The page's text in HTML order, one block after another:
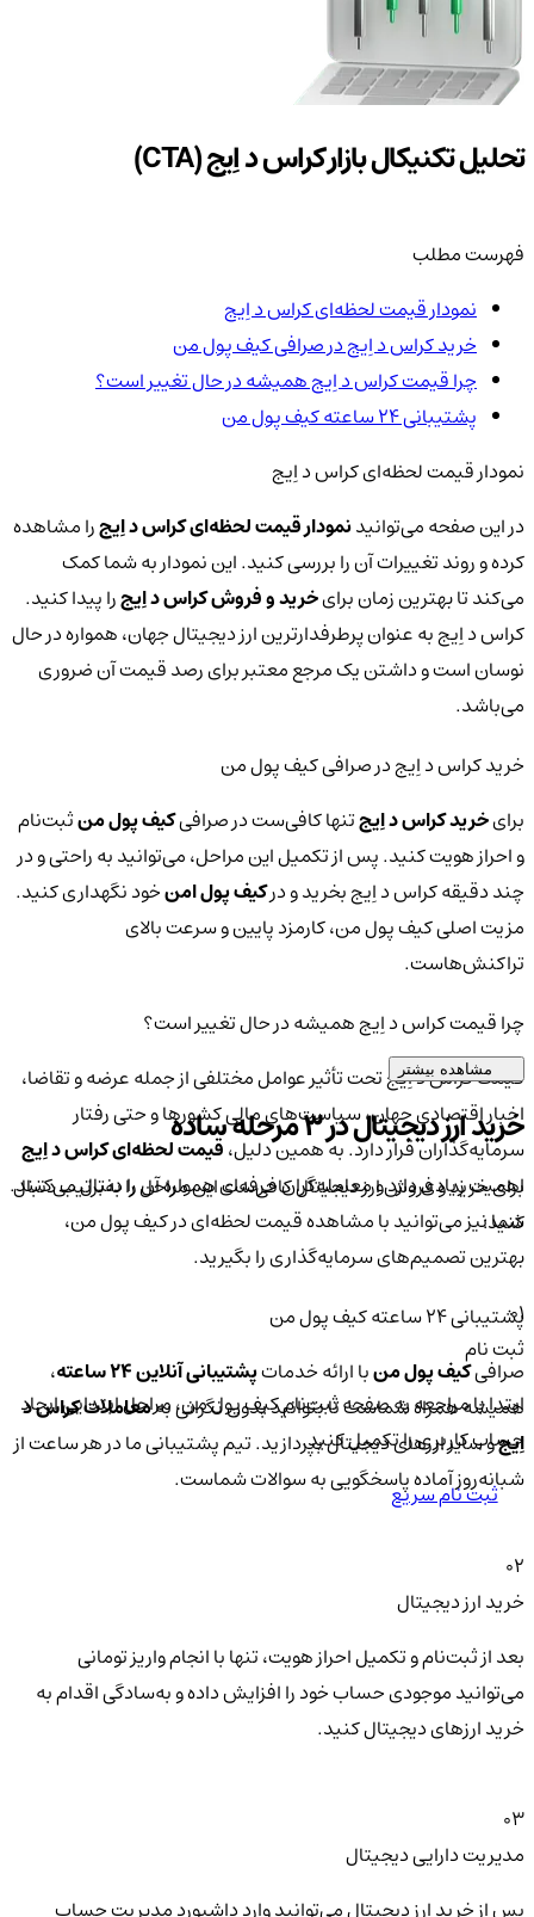
تحلیل تکنیکال بازار کراس د اِیج (CTA)
فهرست مطلب
نمودار قیمت لحظه‌ای کراس د اِیج
خرید کراس د اِیج در صرافی کیف پول من
چرا قیمت کراس د اِیج همیشه در حال تغییر است؟
پشتیبانی ۲۴ ساعته کیف پول من
نمودار قیمت لحظه‌ای کراس د اِیج
در این صفحه می‌توانیدنمودار قیمت لحظه‌ای کراس د اِیجرا مشاهده
کرده و روند تغییرات آن را بررسی کنید. این نمودار به شما کمک
می‌کند تا بهترین زمان برایخرید و فروش کراس د اِیجرا پیدا کنید.
کراس د اِیج به عنوان پرطرفدارترین ارز دیجیتال جهان، همواره در حال
نوسان است و داشتن یک مرجع معتبر برای رصد قیمت آن ضروری
می‌باشد.
خرید کراس د اِیج در صرافی کیف پول من
برایخرید کراس د اِیجتنها کافی‌ست در صرافیکیف پول منثبت‌نام
و احراز هویت کنید. پس از تکمیل این مراحل، می‌توانید به راحتی و در
چند دقیقه کراس د اِیج بخرید و درکیف پول امنخود نگهداری کنید.
مزیت اصلی کیف پول من، کارمزد پایین و سرعت بالای
تراکنش‌هاست.
چرا قیمت کراس د اِیج همیشه در حال تغییر است؟
قیمت کراس د اِیج تحت تأثیر عوامل مختلفی از جمله عرضه و تقاضا،
اخبار اقتصادی جهان، سیاست‌های مالی کشورها و حتی رفتار
سرمایه‌گذاران قرار دارد. به همین دلیل،قیمت لحظه‌ای کراس د اِیج
اهمیت زیادی دارد و معامله‌گران حرفه‌ای همواره آن را دنبال می‌کنند.
شما نیز می‌توانید با مشاهده قیمت لحظه‌ای در کیف پول من،
بهترین تصمیم‌های سرمایه‌گذاری را بگیرید.
پشتیبانی ۲۴ ساعته کیف پول من
صرافیکیف پول منبا ارائه خدماتپشتیبانی آنلاین ۲۴ ساعته
،
همیشه همراه شماست تا بتوانید بدون نگرانی بهمعاملات کراس د
اِیجو سایر ارزهای دیجیتال بپردازید. تیم پشتیبانی ما در هر ساعت از
شبانه‌روز آماده پاسخگویی به سوالات شماست.
مشاهده بیشتر
خرید ارز دیجیتال در 3 مرحله ساده
برای خرید و فروش ارز دیجیتال کافی‌ست این مراحل را به‌ترتیب دنبال
کنید:
01
ثبت نام
ابتدا با مراجعه به صفحه ثبت‌نام کیف‌ پول من، مراحل ابتدایی ایجاد
حساب کاربری را تکمیل کنید.
ثبت نام سریع
02
خرید ارز دیجیتال
بعد از ثبت‌نام و تکمیل احراز هویت، تنها با انجام واریز تومانی
می‌توانید موجودی حساب خود را افزایش داده و به‌سادگی اقدام به
خرید ارزهای دیجیتال کنید.
03
مدیریت دارایی دیجیتال
پس از خرید ارز دیجیتال می‌توانید وارد داشبورد مدیریت حساب